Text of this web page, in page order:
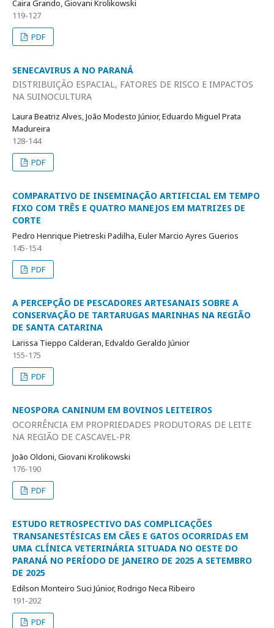
Caira Grando, Giovani Krolikowski
119-127
PDF
SENECAVIRUS A NO PARANÁ
DISTRIBUIÇÃO ESPACIAL, FATORES DE RISCO E IMPACTOS
NA SUINOCULTURA
Laura Beatriz Alves, João Modesto Júnior, Eduardo Miguel Prata
Madureira
128-144
PDF
COMPARATIVO DE INSEMINAÇÃO ARTIFICIAL EM TEMPO
FIXO COM TRÊS E QUATRO MANEJOS EM MATRIZES DE
CORTE
Pedro Henrique Pietreski Padilha, Euler Marcio Ayres Guerios
145-154
PDF
A PERCEPÇÃO DE PESCADORES ARTESANAIS SOBRE A
CONSERVAÇÃO DE TARTARUGAS MARINHAS NA REGIÃO
DE SANTA CATARINA
Larissa Tieppo Calderan, Edvaldo Geraldo Júnior
155-175
PDF
NEOSPORA CANINUM EM BOVINOS LEITEIROS
OCORRÊNCIA EM PROPRIEDADES PRODUTORAS DE LEITE
NA REGIÃO DE CASCAVEL-PR
João Oldoni, Giovani Krolikowski
176-190
PDF
ESTUDO RETROSPECTIVO DAS COMPLICAÇÕES
TRANSANESTÉSICAS EM CÃES E GATOS OCORRIDAS EM
UMA CLÍNICA VETERINÁRIA SITUADA NO OESTE DO
PARANÁ NO PERÍODO DE JANEIRO DE 2025 A SETEMBRO
DE 2025
Edilson Monteiro Suci Júnior, Rodrigo Neca Ribeiro
191-202
PDF